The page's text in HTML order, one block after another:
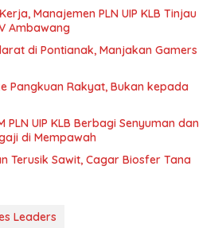
Manajemen PLN UIP KLB Tinjau
Ambawang
di Pontianak, Manjakan Gamers
Pangkuan Rakyat, Bukan kepada
PLN UIP KLB Berbagi Senyuman dan
di Mempawah
Terusik Sawit, Cagar Biosfer Tana
Leaders